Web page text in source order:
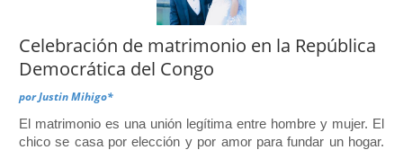
Celebración de matrimonio en la República
Democrática del Congo
porJustin Mihigo*
El matrimonio es una unión legítima entre hombre y mujer. El
chico se casa por elección y por amor para fundar un hogar.